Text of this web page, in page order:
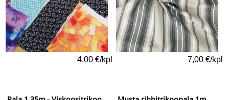
4,00 €/kpl 7,00 €/kpl